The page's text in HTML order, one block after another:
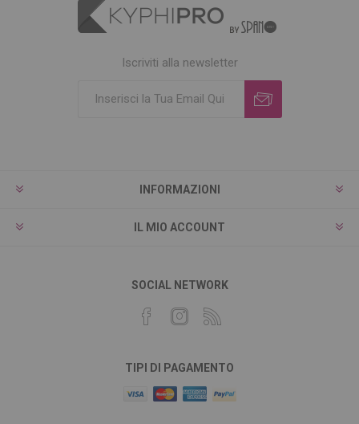
Iscriviti alla newsletter
INFORMAZIONI
IL MIO ACCOUNT
SOCIAL NETWORK
TIPI DI PAGAMENTO